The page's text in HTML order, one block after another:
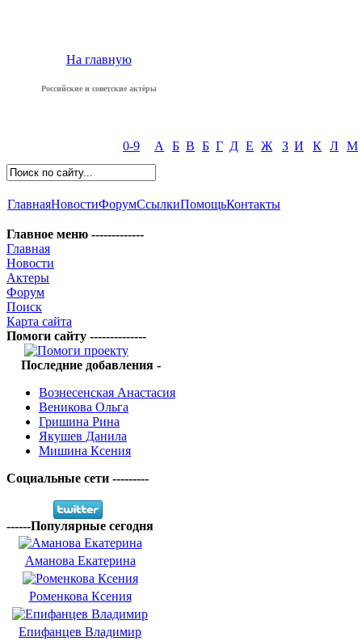
На главную
Российские и советские актёры
0-9 А Б В Б Г Д Е Ж З И К Л М
ГлавнаяНовостиФорумСсылкиПомощьКонтакты
Главное меню -------------
Главная
Новости
Актеры
Форум
Поиск
Карта сайта
Помоги сайту --------------
Последние добавления -
Вознесенская Анастасия
Веникова Ольга
Гришина Рина
Якушев Данила
Мишина Ксения
Социальные сети ---------
------Популярные сегодня
Аманова Екатерина
Роменкова Ксения
Епифанцев Владимир